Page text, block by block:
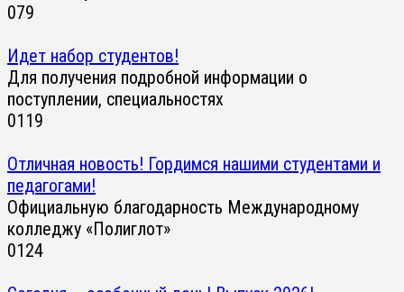
079
Идет набор студентов!
Для получения подробной информации о
поступлении, специальностях
0119
Отличная новость! Гордимся нашими студентами и
педагогами!
Официальную благодарность Международному
колледжу «Полиглот»
0124